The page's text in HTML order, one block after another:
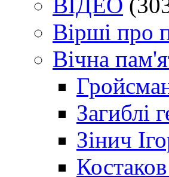
Вірші про
Вічна
Загиблі
Зінич